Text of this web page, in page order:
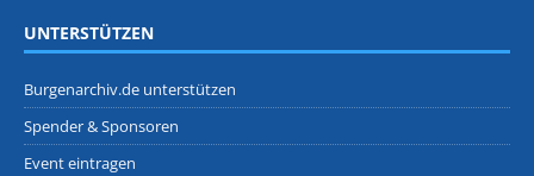
UNTERSTÜTZEN
Burgenarchiv.de unterstützen
Spender & Sponsoren
Event eintragen